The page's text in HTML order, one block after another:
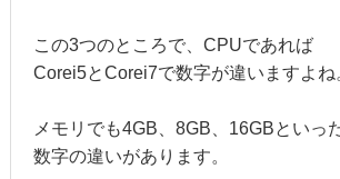
この3つのところで、CPUであれば
Corei5とCorei7で数字が違いますよね
メモリでも4GB、8GB、16GBといっ
数字の違いがあります。